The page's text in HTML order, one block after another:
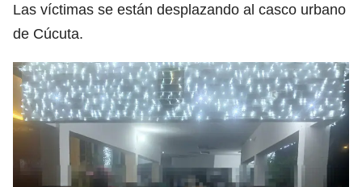
Las víctimas se están desplazando al casco urbano
de Cúcuta.